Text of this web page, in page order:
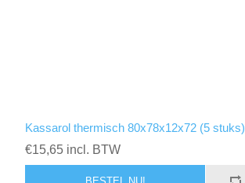
Kassarol thermisch 80x78x12x72 (5 stuks)
€15,65 incl. BTW